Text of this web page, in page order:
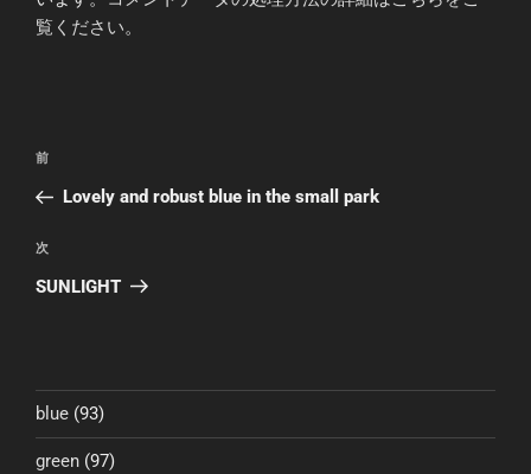
覧ください。
投
ナ
ビ
ゲ
ン
前
の
稿
前
Lovely and robust blue in the small park
次
の
次
SUNLIGHT
blue (93)
green (97)